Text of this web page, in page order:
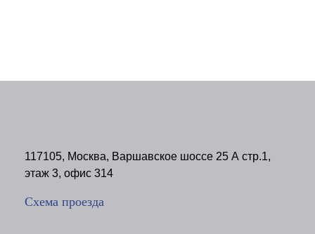
117105, Москва, Варшавское шоссе 25 А стр.1,
этаж 3, офис 314
Схема проезда